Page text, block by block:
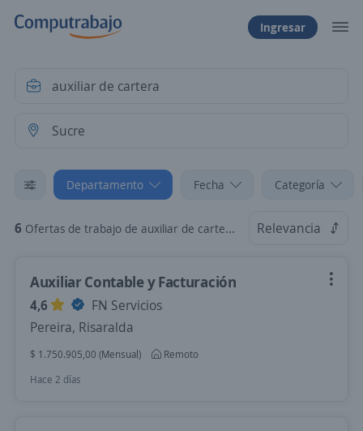
Ingresar
Departamento Fecha Categoría
6 Ofertas de trabajo de auxiliar de cartera en Sucre Relevancia
Auxiliar Contable y Facturación
4,6
FN Servicios
Pereira, Risaralda
$ 1.750.905,00 (Mensual)
Remoto
Hace 2 días